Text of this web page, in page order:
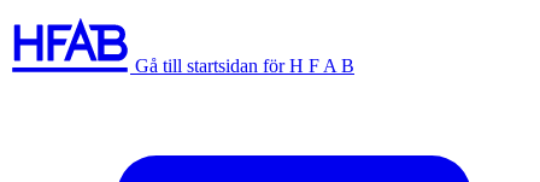
Gå till startsidan för H F A B